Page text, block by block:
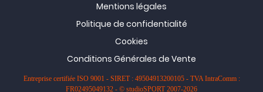
Mentions légales
Politique de confidentialité
Cookies
Conditions Générales de Vente
Entreprise certifiée ISO 9001 - SIRET : 49504913200105 - TVA IntraComm :
FR02495049132 - © studioSPORT 2007-2026